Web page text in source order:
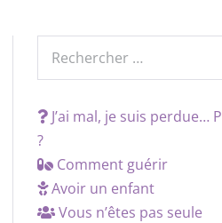
J’ai mal, je suis perdue…
?
Comment guérir
Avoir un enfant
Vous n’êtes pas seule